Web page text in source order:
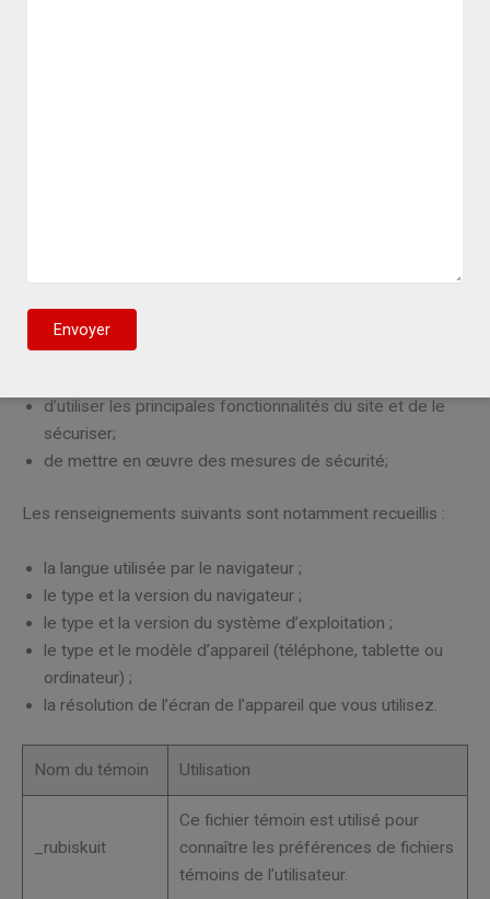
Ils vous permettent :
d’utiliser les principales fonctionnalités du site et de le
sécuriser;
de mettre en œuvre des mesures de sécurité;
Les renseignements suivants sont notamment recueillis :
la langue utilisée par le navigateur ;
le type et la version du navigateur ;
le type et la version du système d’exploitation ;
le type et le modèle d’appareil (téléphone, tablette ou
ordinateur) ;
la résolution de l’écran de l’appareil que vous utilisez.
Nom du témoin Utilisation
_rubiskuit
Ce fichier témoin est utilisé pour
connaître les préférences de fichiers
témoins de l’utilisateur.